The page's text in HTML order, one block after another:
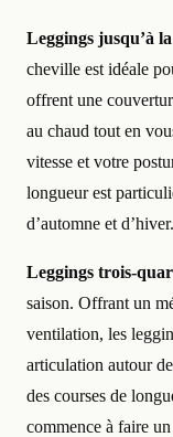
Leggings jusqu’à
cheville est idéale
offrent une
au chaud tout en
vitesse et votre
longueur est
d’automne et d’hiver.
Leggings trois-
saison. Offrant un
ventilation, les
articulation autour
des courses de
commence à faire